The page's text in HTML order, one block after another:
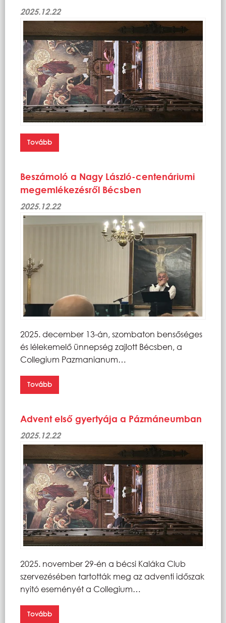
2025.12.22
Tovább
Beszámoló a Nagy László-centenáriumi
megemlékezésről Bécsben
2025.12.22
2025. december 13-án, szombaton bensőséges
és lélekemelő ünnepség zajlott Bécsben, a
Collegium Pazmanianum…
Tovább
Advent első gyertyája a Pázmáneumban
2025.12.22
2025. november 29-én a bécsi Kaláka Club
szervezésében tartották meg az adventi időszak
nyitó eseményét a Collegium…
Tovább